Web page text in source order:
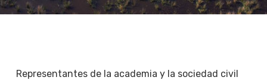
Representantes de la academia y la sociedad civil